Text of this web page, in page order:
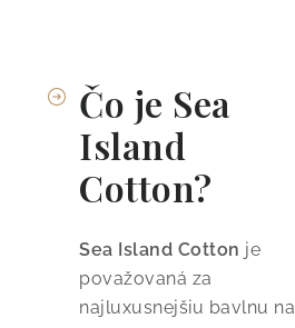
Čo je Sea
Island
Cotton?
Sea Island Cotton je
považovaná za
najluxusnejšiu bavlnu na